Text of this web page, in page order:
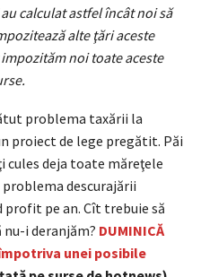
calculat astfel încât noi să
alte ţări aceste
noi toate aceste
problema taxării la
proiect de lege pregătit. Păi
cules deja toate măreţele
descurajării
pe an. Cît trebuie să
i deranjăm? DUMINICĂ
unei posibile